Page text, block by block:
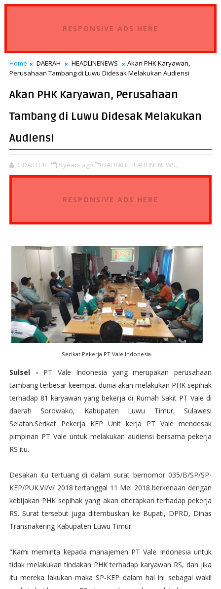
Standar Operasional Kapal
RESPONSIVE ADS HERE
Home DAERAH HEADLINENEWS
Akan PHK Karyawan,
Perusahaan Tambang di Luwu Didesak Melakukan Audiensi
Akan PHK Karyawan, Perusahaan
Tambang di Luwu Didesak Melakukan
Audiensi
REDAKTUR 8 years ago DAERAH, HEADLINENEWS,
RESPONSIVE ADS HERE
Serikat Pekerja PT Vale Indonesia.
Sulsel - PT Vale Indonesia yang merupakan perusahaan
tambang terbesar keempat dunia akan melakukan PHK sepihak
terhadap 81 karyawan yang bekerja di Rumah Sakit PT Vale di
daerah Sorowako, Kabupaten Luwu Timur, Sulawesi
Selatan.Serikat Pekerja KEP Unit kerja PT Vale mendesak
pimpinan PT Vale untuk melakukan audiensi bersama pekerja
RS itu.
Desakan itu tertuang di dalam surat bernomor 035/B/SP/SP-
KEP/PUK.VI/V/ 2018 tertanggal 11 Mei 2018 berkenaan dengan
kebijakan PHK sepihak yang akan diterapkan terhadap pekerja
RS. Surat tersebut juga ditembuskan ke Bupati, DPRD, Dinas
Transnakering Kabupaten Luwu Timur.
"Kami meminta kepada manajemen PT Vale Indonesia untuk
tidak melakukan tindakan PHK terhadap karyawan RS, dan jika
itu mereka lakukan maka SP-KEP dalam hal ini sebagai wakil